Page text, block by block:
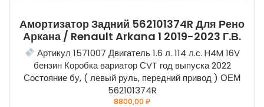
Амортизатор Задний 562101374R Для Рено
Аркана / Renault Arkana 1 2019-2023 Г.в.
Артикул 1571007 Двигатель 1.6 л. 114 л.с. H4M 16V
бензин Коробка вариатор СVT год выпуска 2022
Состояние бу, ( левый руль, передний привод ) ОЕМ
562101374R
8800,00₽